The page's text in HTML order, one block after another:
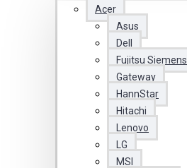
Acer
Asus
Dell
Fujitsu Siemens
Gateway
HannStar
Hitachi
Lenovo
LG
MSI